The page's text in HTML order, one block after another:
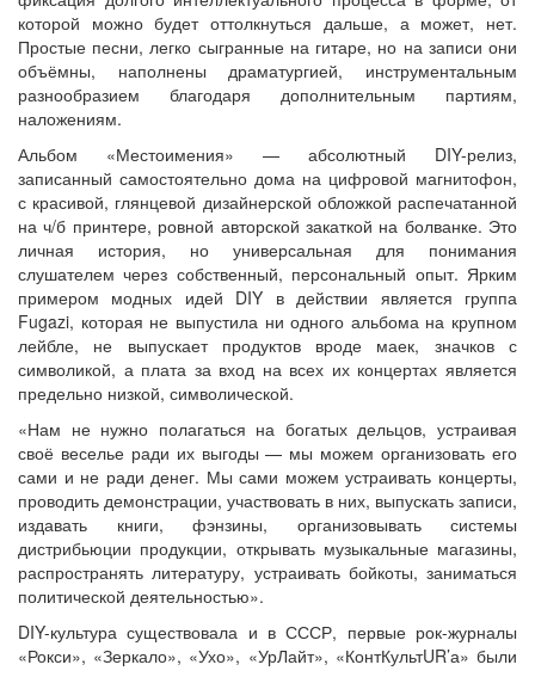
которой можно будет оттолкнуться дальше, а может, нет.
Простые песни, легко сыгранные на гитаре, но на записи они
объёмны, наполнены драматургией, инструментальным
разнообразием благодаря дополнительным партиям,
наложениям.
Альбом «Местоимения» — абсолютный DIY-релиз,
записанный самостоятельно дома на цифровой магнитофон,
с красивой, глянцевой дизайнерской обложкой распечатанной
на ч/б принтере, ровной авторской закаткой на болванке. Это
личная история, но универсальная для понимания
слушателем через собственный, персональный опыт. Ярким
примером модных идей DIY в действии является группа
Fugazi, которая не выпустила ни одного альбома на крупном
лейбле, не выпускает продуктов вроде маек, значков с
символикой, а плата за вход на всех их концертах является
предельно низкой, символической.
«Нам не нужно полагаться на богатых дельцов, устраивая
своё веселье ради их выгоды — мы можем организовать его
сами и не ради денег. Мы сами можем устраивать концерты,
проводить демонстрации, участвовать в них, выпускать записи,
издавать книги, фэнзины, организовывать системы
дистрибьюции продукции, открывать музыкальные магазины,
распространять литературу, устраивать бойкоты, заниматься
политической деятельностью».
DIY-культура существовала и в СССР, первые рок-журналы
«Рокси», «Зеркало», «Ухо», «УрЛайт», «КонтКультUR’а» были